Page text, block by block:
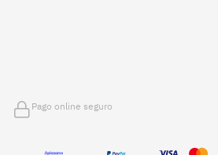
Pago online seguro